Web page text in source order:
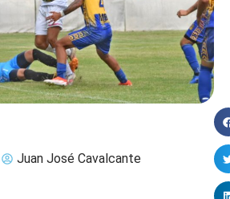
Juan José Cavalcante